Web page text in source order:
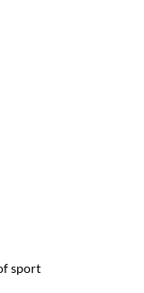
sport